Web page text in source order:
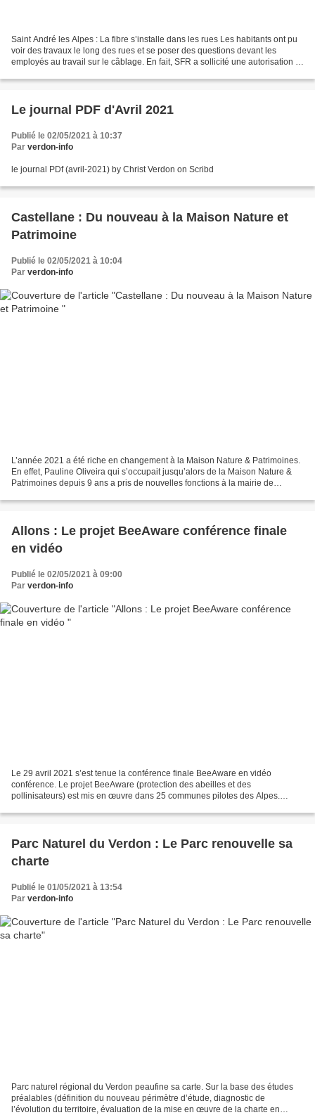
Saint André les Alpes : La fibre s’installe dans les rues Les habitants ont pu
voir des travaux le long des rues et se poser des questions devant les
employés au travail sur le câblage. En fait, SFR a sollicité une autorisation à
Le journal PDF d'Avril 2021
Publié le 02/05/2021 à 10:37
Par verdon-info
le journal PDf (avril-2021) by Christ Verdon on Scribd
Castellane : Du nouveau à la Maison Nature et
Patrimoine
Publié le 02/05/2021 à 10:04
Par verdon-info
L’année 2021 a été riche en changement à la Maison Nature & Patrimoines.
En effet, Pauline Oliveira qui s’occupait jusqu’alors de la Maison Nature &
Patrimoines depuis 9 ans a pris de nouvelles fonctions à la mairie de
Allons : Le projet BeeAware conférence finale
en vidéo
Publié le 02/05/2021 à 09:00
Par verdon-info
Le 29 avril 2021 s’est tenue la conférence finale BeeAware en vidéo
conférence. Le projet BeeAware (protection des abeilles et des
pollinisateurs) est mis en œuvre dans 25 communes pilotes des Alpes.
Parc Naturel du Verdon : Le Parc renouvelle sa
charte
Publié le 01/05/2021 à 13:54
Par verdon-info
Parc naturel régional du Verdon peaufine sa carte. Sur la base des études
préalables (définition du nouveau périmètre d’étude, diagnostic de
l’évolution du territoire, évaluation de la mise en œuvre de la charte en